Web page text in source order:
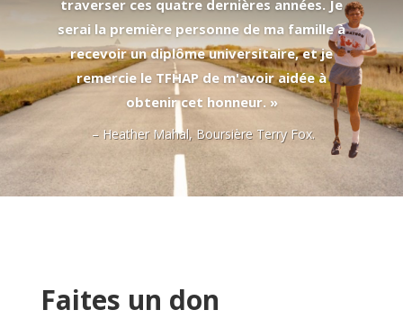
traverser ces quatre dernières années. Je
serai la première personne de ma famille à
recevoir un diplôme universitaire, et je
remercie le TFHAP de m'avoir aidée à
obtenir cet honneur. »
– Heather Mahal, Boursière Terry Fox.
Faites un don